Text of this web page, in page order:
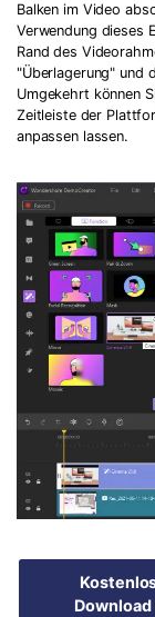
Balken im Video
Verwendung dieses
Rand des
"Überlagerung" und
Umgekehrt können
Zeitleiste der
anpassen lassen.
Download